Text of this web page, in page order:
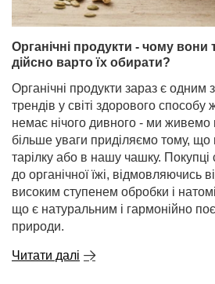
Органічні продукти - чому вони
дійсно варто їх обирати?
Органічні продукти зараз є одним
трендів у світі здорового
немає нічого дивного - ми живемо
більше уваги приділяємо тому,
тарілку або в нашу чашку. Покупці
до органічної їжі, відмовляючись
високим ступенем обробки і
що є натуральним і гармонійно
природи.
Читати далі